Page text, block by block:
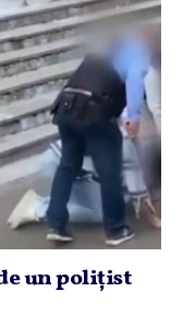
un poliţist